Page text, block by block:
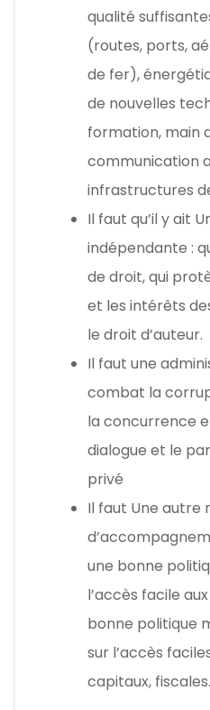
qualité
(routes, ports,
de fer),
de nouvelles
formation, main
communication
infrastructures
Il faut qu’il y ait
indépendante :
de droit, qui
et les intérêts
le droit d’auteur.
Il faut une
combat la
la concurrence
dialogue et le
privé
Il faut Une autre
une bonne
l’accès facile
bonne politique
sur l’accès
capitaux, fiscales.